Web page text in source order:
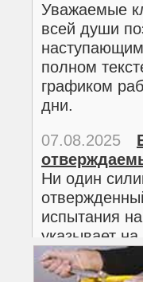
Уважаемые
всей души
полном
графиком
дни.
02.03.2026
Дорогие
полном
графиком
07.08.2025
Ни один
испытания
указывает
кожи.